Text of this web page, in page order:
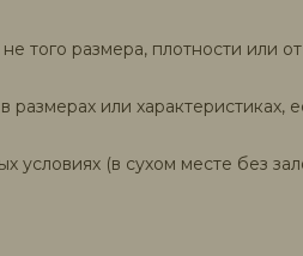
не того размера, плотности
или характеристиках,
условиях (в сухом месте без